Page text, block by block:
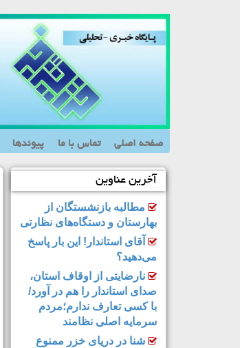
صفحه اصلی تماس با ما پیوندها
آخرین عناوین
مطالبه بازنشستگان از
بهارستان و دستگاه‌های نظارتی
آقای استاندار! این بار پاسخ
می‌دهید؟
نارضایتی از اوقاف استان،
صدای استاندار را هم در آورد/
با کسی تعارف ندارم؛مردم
سرمایه اصلی نظامند
شنا در دریای خزر ممنوع